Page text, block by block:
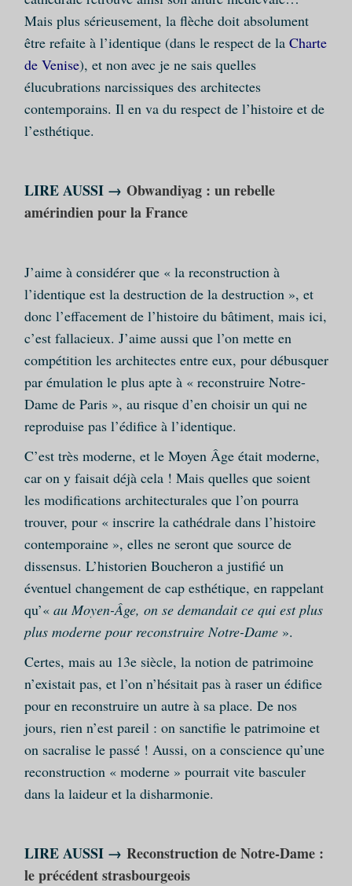
Mais plus sérieusement, la flèche doit absolument
être refaite à l’identique (dans le respect de la Charte
de Venise), et non avec je ne sais quelles
élucubrations narcissiques des architectes
contemporains. Il en va du respect de l’histoire et de
l’esthétique.
LIRE AUSSI → Obwandiyag : un rebelle
amérindien pour la France
J’aime à considérer que « la reconstruction à
l’identique est la destruction de la destruction », et
donc l’effacement de l’histoire du bâtiment, mais ici,
c’est fallacieux. J’aime aussi que l’on mette en
compétition les architectes entre eux, pour débusquer
par émulation le plus apte à « reconstruire Notre-
Dame de Paris », au risque d’en choisir un qui ne
reproduise pas l’édifice à l’identique.
C’est très moderne, et le Moyen Âge était moderne,
car on y faisait déjà cela ! Mais quelles que soient
les modifications architecturales que l’on pourra
trouver, pour « inscrire la cathédrale dans l’histoire
contemporaine », elles ne seront que source de
dissensus. L’historien Boucheron a justifié un
éventuel changement de cap esthétique, en rappelant
qu’« au Moyen-Âge, on se demandait ce qui est plus
plus moderne pour reconstruire Notre-Dame».
Certes, mais au 13e siècle, la notion de patrimoine
n’existait pas, et l’on n’hésitait pas à raser un édifice
pour en reconstruire un autre à sa place. De nos
jours, rien n’est pareil : on sanctifie le patrimoine et
on sacralise le passé ! Aussi, on a conscience qu’une
reconstruction « moderne » pourrait vite basculer
dans la laideur et la disharmonie.
LIRE AUSSI → Reconstruction de Notre-Dame :
le précédent strasbourgeois